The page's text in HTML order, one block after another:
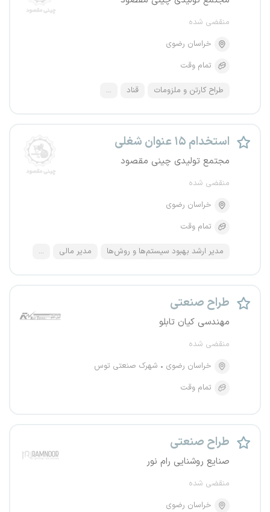
منقضی شده
خراسان رضوی
تمام وقت
طراح کارتن و ملزومات قناد ...
استخدام ۱۵ عنوان شغلی
مجتمع تولیدی چینی مقصود
منقضی شده
خراسان رضوی
تمام وقت
مدیر ارشد بهبود سیستم‌ها و روش‌ها مدیر مالی ...
طراح صنعتی
مهندسی کیان تابلو
منقضی شده
خراسان رضوی
شهرک صنعتی توس
تمام وقت
طراح صنعتی
صنایع روشنایی رام نور
منقضی شده
خراسان رضوی